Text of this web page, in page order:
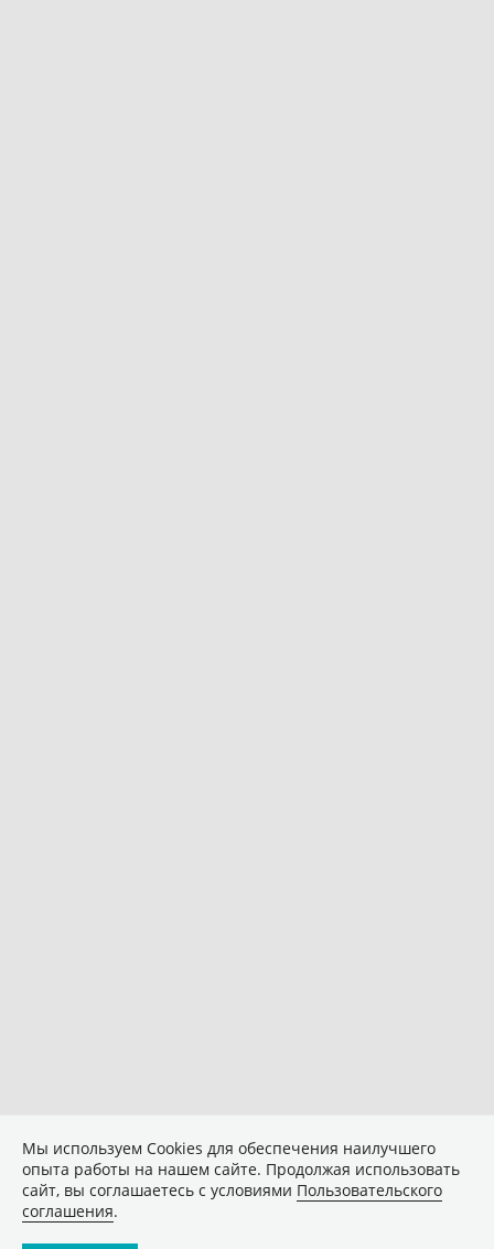
Мы используем Сookies для обеспечения наилучшего
опыта работы на нашем сайте. Продолжая использовать
сайт, вы соглашаетесь с условиями Пользовательского
соглашения.